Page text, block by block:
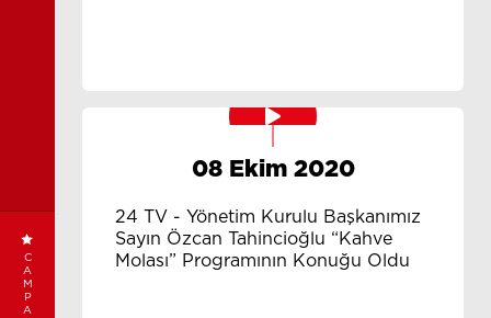
C
A
M
P
A
08 Ekim 2020
24 TV - Yönetim Kurulu Başkanımız
Sayın Özcan Tahincioğlu “Kahve
Molası” Programının Konuğu Oldu